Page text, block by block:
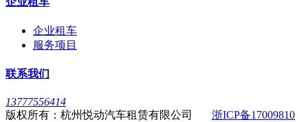
企业租车
服务项目
联系我们
13777556414
版权所有：杭州悦动汽车租赁有限公司 浙ICP备17009810